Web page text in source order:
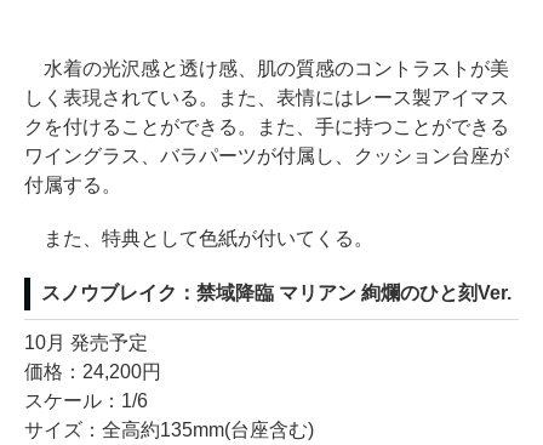
水着の光沢感と透け感、肌の質感のコントラストが美
しく表現されている。また、表情にはレース製アイマス
クを付けることができる。また、手に持つことができる
ワイングラス、バラパーツが付属し、クッション台座が
付属する。
また、特典として色紙が付いてくる。
スノウブレイク：禁域降臨 マリアン 絢爛のひと刻Ver.
10月 発売予定
価格：24,200円
スケール：1/6
サイズ：全高約135mm(台座含む)